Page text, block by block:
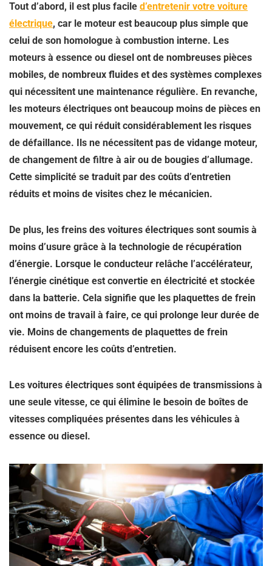
Tout d’abord, il est plus facile d’entretenir votre voiture
électrique, car le moteur est beaucoup plus simple que
celui de son homologue à combustion interne. Les
moteurs à essence ou diesel ont de nombreuses pièces
mobiles, de nombreux fluides et des systèmes complexes
qui nécessitent une maintenance régulière. En revanche,
les moteurs électriques ont beaucoup moins de pièces en
mouvement, ce qui réduit considérablement les risques
de défaillance. Ils ne nécessitent pas de vidange moteur,
de changement de filtre à air ou de bougies d’allumage.
Cette simplicité se traduit par des coûts d’entretien
réduits et moins de visites chez le mécanicien.
De plus, les freins des voitures électriques sont soumis à
moins d’usure grâce à la technologie de récupération
d’énergie. Lorsque le conducteur relâche l’accélérateur,
l’énergie cinétique est convertie en électricité et stockée
dans la batterie. Cela signifie que les plaquettes de frein
ont moins de travail à faire, ce qui prolonge leur durée de
vie. Moins de changements de plaquettes de frein
réduisent encore les coûts d’entretien.
Les voitures électriques sont équipées de transmissions à
une seule vitesse, ce qui élimine le besoin de boîtes de
vitesses compliquées présentes dans les véhicules à
essence ou diesel.